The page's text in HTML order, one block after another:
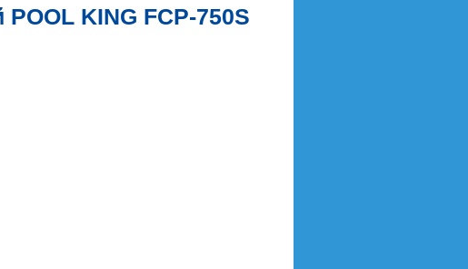
KING FCP-750S